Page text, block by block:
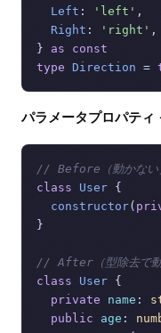
Left : 'left' ,
Right : 'right' ,
} as
const
type Direction =
パラメータプロパテ
// Before（動かない
class
User {
constructor(
}
// After（型除去で動
class
User {
private
name :
public
age :